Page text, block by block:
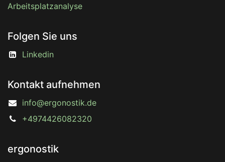
Arbeitsplatzanalyse
Folgen Sie uns
Linkedin
Kontakt aufnehmen
info@ergonostik.de
+4974426082320
ergonostik